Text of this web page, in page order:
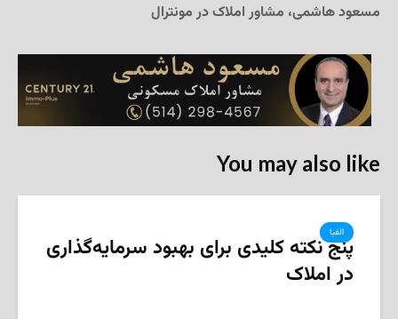
مسعود هاشمی، مشاور املاک در مونترال
You may also like
الفبا
پنج نکته کلیدی برای بهبود سرمایه‌گذاری
در املاک